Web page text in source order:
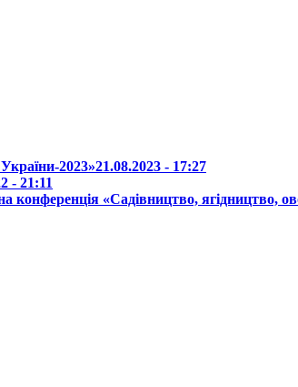
2023»21.08.2023 - 17:27
- 21:11
конференція «Садівництво, ягідництво,